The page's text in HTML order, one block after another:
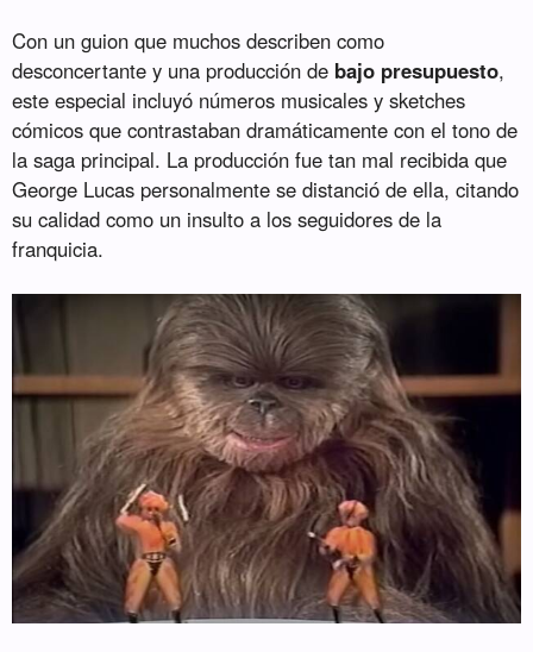
Con un guion que muchos describen como
desconcertante y una producción de bajo presupuesto,
este especial incluyó números musicales y sketches
cómicos que contrastaban dramáticamente con el tono de
la saga principal. La producción fue tan mal recibida que
George Lucas personalmente se distanció de ella, citando
su calidad como un insulto a los seguidores de la
franquicia.